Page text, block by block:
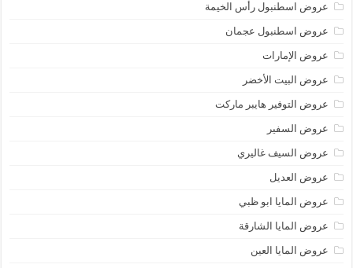
عروض اسطنبول رأس الخيمة
عروض اسطنبول عجمان
عروض الإمارات
عروض البيت الأخضر
عروض التوفير هايبر ماركت
عروض السفير
عروض السيف غاليري
عروض العديل
عروض المايا ابو ظبي
عروض المايا الشارقة
عروض المايا العين